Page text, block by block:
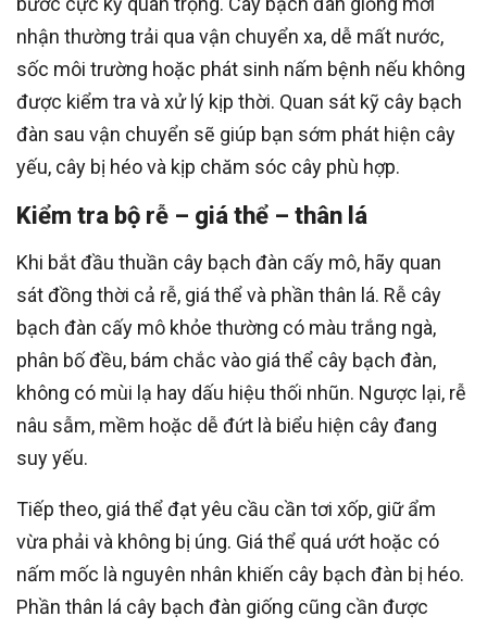
nhận thường trải qua vận chuyển xa, dễ mất nước,
sốc môi trường hoặc phát sinh nấm bệnh nếu không
được kiểm tra và xử lý kịp thời. Quan sát kỹ cây bạch
đàn sau vận chuyển sẽ giúp bạn sớm phát hiện cây
yếu, cây bị héo và kịp chăm sóc cây phù hợp.
Kiểm tra bộ rễ – giá thể – thân lá
Khi bắt đầu thuần cây bạch đàn cấy mô, hãy quan
sát đồng thời cả rễ, giá thể và phần thân lá. Rễ cây
bạch đàn cấy mô khỏe thường có màu trắng ngà,
phân bố đều, bám chắc vào giá thể cây bạch đàn,
không có mùi lạ hay dấu hiệu thối nhũn. Ngược lại, rễ
nâu sẫm, mềm hoặc dễ đứt là biểu hiện cây đang
suy yếu.
Tiếp theo, giá thể đạt yêu cầu cần tơi xốp, giữ ẩm
vừa phải và không bị úng. Giá thể quá ướt hoặc có
nấm mốc là nguyên nhân khiến cây bạch đàn bị héo.
Phần thân lá cây bạch đàn giống cũng cần được